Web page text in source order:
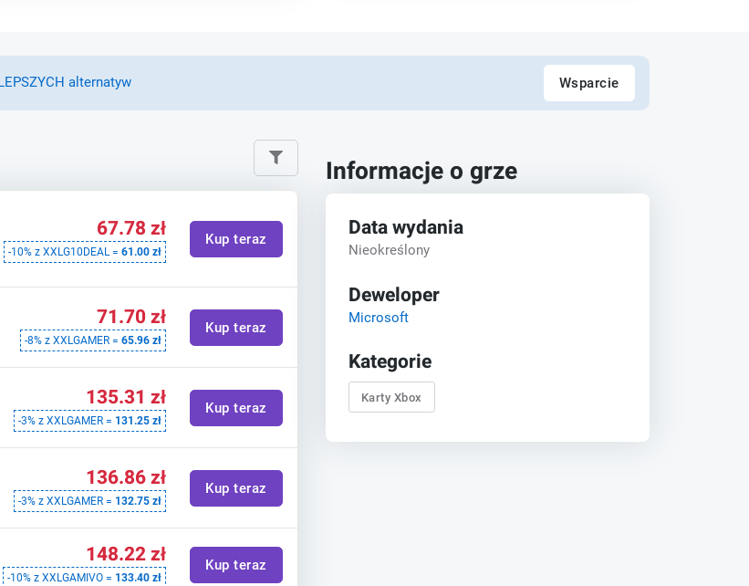
alternatyw Wsparcie
67.78 zł
-10% z XXLG10DEAL =61.00 zł
Kup teraz
71.70 zł
-8% z XXLGAMER =65.96 zł
Kup teraz
135.31 zł
-3% z XXLGAMER = 131.25 zł
Kup teraz
136.86 zł
-3% z XXLGAMER = 132.75 zł
Kup teraz
148.22 zł
-10% z XXLGAMIVO = 133.40 zł
Kup teraz
Informacje o grze
Data wydania
Nieokreślony
Deweloper
Microsoft
Kategorie
Karty Xbox